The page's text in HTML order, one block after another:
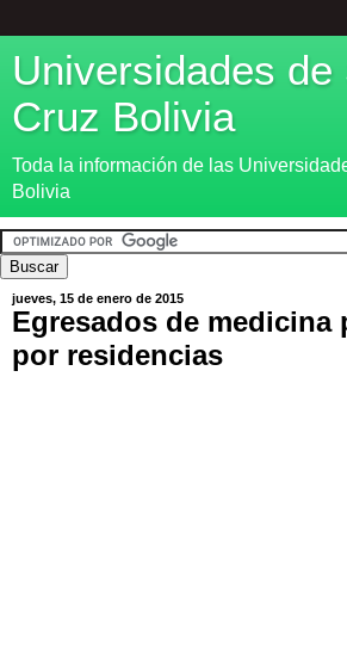
Universidades de
Cruz Bolivia
Toda la información de las
Bolivia
jueves, 15 de enero de 2015
Egresados de medicina
por residencias